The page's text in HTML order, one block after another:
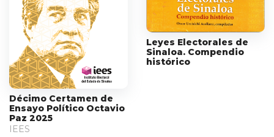
Décimo Certamen de
Ensayo Político Octavio
Paz 2025
IEES
Leyes Electorales de
Sinaloa. Compendio
histórico